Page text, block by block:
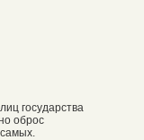
государства
оброс